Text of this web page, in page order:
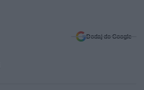
Dodaj do Google